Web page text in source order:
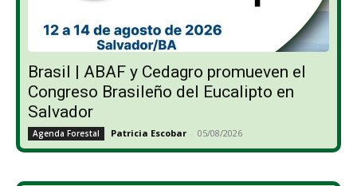
Brasil | ABAF y Cedagro promueven el
Congreso Brasileño del Eucalipto en
Salvador
Agenda Forestal Patricia Escobar - 05/08/2026